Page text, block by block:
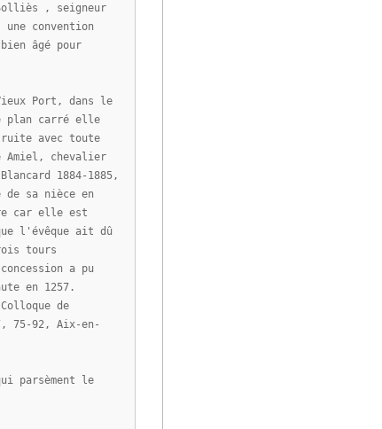
, seigneur
convention
âgé pour
Port, dans le
plan carré elle
avec toute
chevalier
1884-1885,
sa nièce en
car elle est
l'évêque ait dû
tours
a pu
en 1257.
de
75-92, Aix-en-
parsèment le